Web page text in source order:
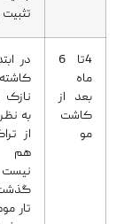
تثبیت
4تا 6
ماه
بعد از
کاشت
مو
در
به
از
هم
تار